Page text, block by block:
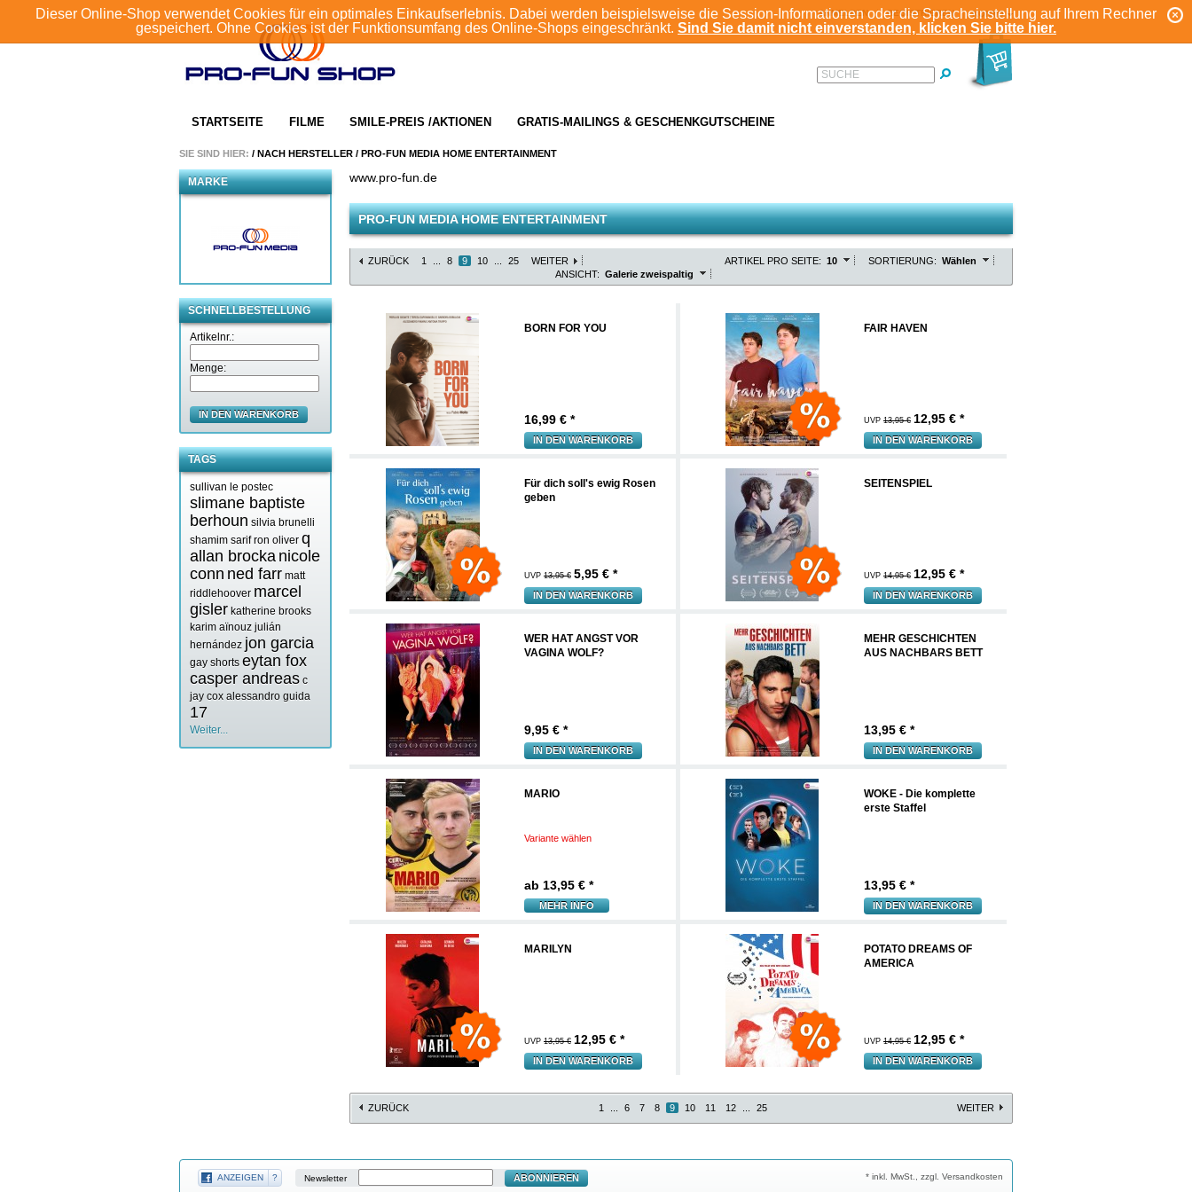
Dieser Online-Shop verwendet Cookies für ein optimales Einkaufserlebnis. Dabei werden beispielsweise die Session-Informationen oder die Spracheinstellung auf Ihrem Rechner
gespeichert. Ohne Cookies ist der Funktionsumfang des Online-Shops eingeschränkt. Sind Sie damit nicht einverstanden, klicken Sie bitte hier.
KONTO
ANMELDEN REGISTRIEREN
STARTSEITE FILME SMILE-PREIS /AKTIONEN GRATIS-MAILINGS & GESCHENKGUTSCHEINE
SUCHE
SIE SIND HIER: / NACH HERSTELLER / PRO-FUN MEDIA HOME ENTERTAINMENT
MARKE
SCHNELLBESTELLUNG
Artikelnr.:
Menge:
IN DEN WARENKORB
TAGS
sullivan le postec
slimane baptiste
berhoun silvia brunelli
shamim sarif ron oliver q
allan brocka nicole
conn ned farr matt
riddlehoover marcel
gisler katherine brooks
karim aïnouz julián
hernández jon garcia
gay shorts eytan fox
casper andreas c
jay cox alessandro guida
17
Weiter...
www.pro-fun.de
PRO-FUN MEDIA HOME ENTERTAINMENT
ZURÜCK 1 8 9 10 25 WEITER SORTIERUNG: Wählen
ARTIKEL PRO SEITE: 10
ANSICHT: Galerie zweispaltig
BORN FOR YOU
16,99 € *
IN DEN WARENKORB
FAIR HAVEN
UVP 13,95 € 12,95 € *
IN DEN WARENKORB
Für dich soll's ewig Rosen
geben
UVP 13,95 € 5,95 € *
IN DEN WARENKORB
SEITENSPIEL
UVP 14,95 € 12,95 € *
IN DEN WARENKORB
WER HAT ANGST VOR
VAGINA WOLF?
9,95 € *
IN DEN WARENKORB
MEHR GESCHICHTEN
AUS NACHBARS BETT
13,95 € *
IN DEN WARENKORB
MARIO
Variante wählen
ab 13,95 € *
MEHR INFO
WOKE - Die komplette
erste Staffel
13,95 € *
IN DEN WARENKORB
MARILYN
UVP 13,95 € 12,95 € *
IN DEN WARENKORB
POTATO DREAMS OF
AMERICA
UVP 14,95 € 12,95 € *
IN DEN WARENKORB
ZURÜCK 1 6 7 8 9 10 11 12 25 WEITER
ANZEIGEN ? Newsletter ABONNIEREN * inkl. MwSt., zzgl. Versandkosten